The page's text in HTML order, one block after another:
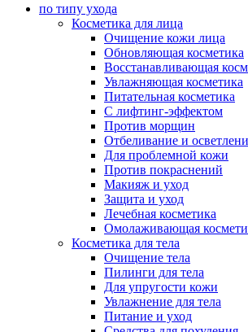
по типу ухода
Косметика для лица
Очищение кожи лица
Обновляющая косметика
Восстанавливающая
Увлажняющая косметика
Питательная косметика
С лифтинг-эффектом
Против морщин
Отбеливание и
Для проблемной кожи
Против покраснений
Макияж и уход
Защита и уход
Лечебная косметика
Омолаживающая
Косметика для тела
Очищение тела
Пилинги для тела
Для упругости кожи
Увлажнение для тела
Питание и уход